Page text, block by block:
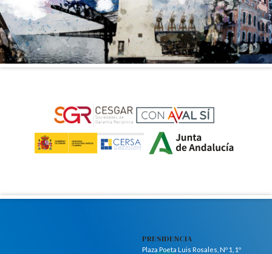
PRESIDENCIA
Plaza Poeta Luis Rosales, Nº 1, 1º